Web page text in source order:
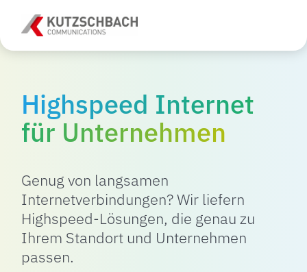
Highspeed Internet
für Unternehmen
Genug von langsamen
Internetverbindungen? Wir liefern
Highspeed-Lösungen, die genau zu
Ihrem Standort und Unternehmen
passen.